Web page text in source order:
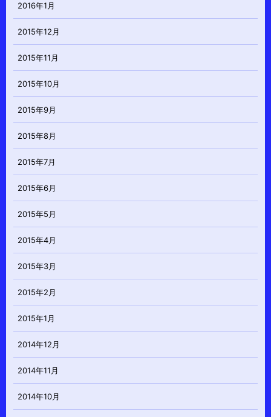
2016年1月
2015年12月
2015年11月
2015年10月
2015年9月
2015年8月
2015年7月
2015年6月
2015年5月
2015年4月
2015年3月
2015年2月
2015年1月
2014年12月
2014年11月
2014年10月